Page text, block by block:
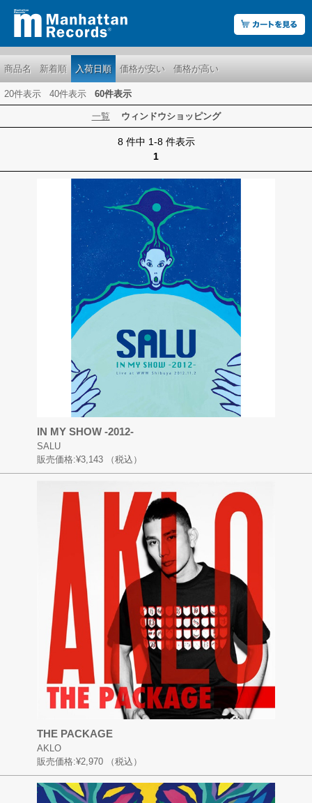
商品名 新着順 入荷日順 価格が安い 価格が高い
20件表示 40件表示 60件表示
一覧 ウィンドウショッピング
8 件中 1-8 件表示
1
IN MY SHOW -2012-
SALU
販売価格:¥3,143 （税込）
THE PACKAGE
AKLO
販売価格:¥2,970 （税込）